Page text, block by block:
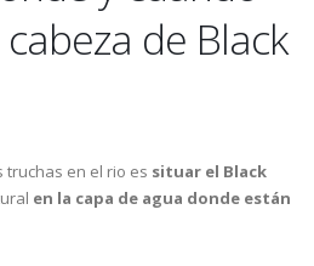
de Black
truchas en el rio es situar el Black
en la capa de agua donde están